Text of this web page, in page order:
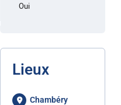
Oui
Lieux
Chambéry